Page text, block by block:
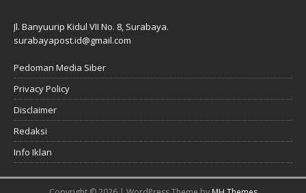
Jl. Banyuurip Kidul VII No. 8, Surabaya.
surabayapost.id@gmail.com
Pedoman Media Siber
Privacy Policy
Disclaimer
Redaksi
Info Iklan